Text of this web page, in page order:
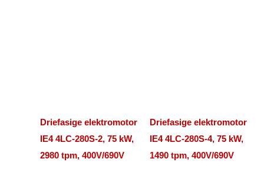
Driefasige elektromotor
IE4 4LC-280S-2, 75 kW,
2980 tpm, 400V/690V
Driefasige elektromotor
IE4 4LC-280S-4, 75 kW,
1490 tpm, 400V/690V